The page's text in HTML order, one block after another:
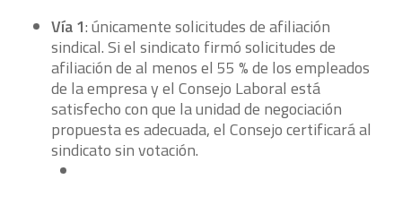
Vía 1: únicamente solicitudes de afiliación
sindical. Si el sindicato firmó solicitudes de
afiliación de al menos el 55 % de los empleados
de la empresa y el Consejo Laboral está
satisfecho con que la unidad de negociación
propuesta es adecuada, el Consejo certificará al
sindicato sin votación.